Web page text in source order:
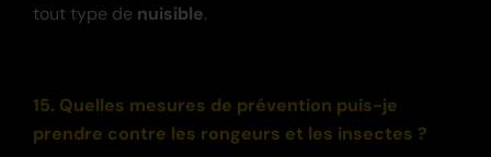
tout type de nuisible.
15. Quelles mesures de prévention puis-je
prendre contre les rongeurs et les insectes ?